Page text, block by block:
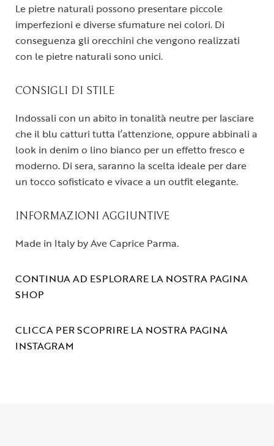
Le pietre naturali possono presentare piccole
imperfezioni e diverse sfumature nei colori. Di
conseguenza gli orecchini che vengono realizzati
con le pietre naturali sono unici.
CONSIGLI DI STILE
Indossali con un abito in tonalità neutre per lasciare
che il blu catturi tutta l’attenzione, oppure abbinali a
look in denim o lino bianco per un effetto fresco e
moderno. Di sera, saranno la scelta ideale per dare
un tocco sofisticato e vivace a un outfit elegante.
INFORMAZIONI AGGIUNTIVE
Made in Italy by Ave Caprice Parma.
CONTINUA AD ESPLORARE LA NOSTRA PAGINA
SHOP
CLICCA PER SCOPRIRE LA NOSTRA PAGINA
INSTAGRAM